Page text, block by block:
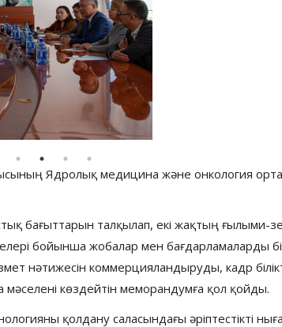
Ядролық медицина және онкология
бағыттарын талқылап, екі жақтың ғылыми-
бойынша жобалар мен бағдарламаларды
нәтижесін коммерцияландыруды, кадр
көздейтін меморандумға қол қойды.
қолдану саласындағы әріптестікті